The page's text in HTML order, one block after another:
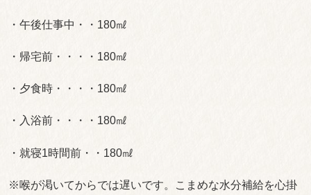
・午後仕事中・・180㎖
・帰宅前・・・・180㎖
・夕食時・・・・180㎖
・入浴前・・・・180㎖
・就寝1時間前・・180㎖
※喉が渇いてからでは遅いです。こまめな水分補給を心掛